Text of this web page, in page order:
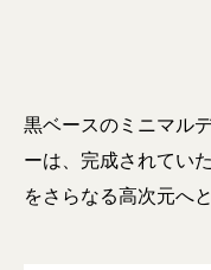
黒ベースのミニマル
ーは、完成されてい
をさらなる高次元へ